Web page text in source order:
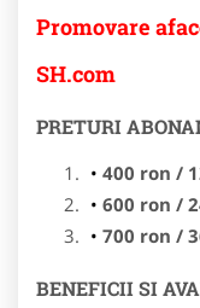
Promovare
SH.com
PRETURI
400 ron /
600 ron /
700 ron /
BENEFICII SI